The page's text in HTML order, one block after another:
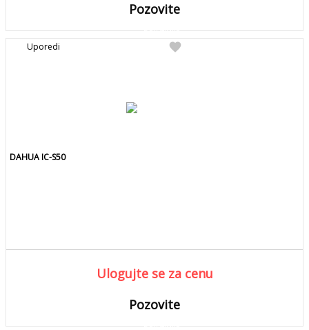
Pozovite
DETALJNIJE
Detaljnijefavorite
Uporedi
DAHUA IC-S50
Ulogujte se za cenu
Pozovite
DETALJNIJE